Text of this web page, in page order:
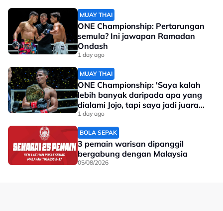
MUAY THAI
ONE Championship: Pertarungan
semula? Ini jawapan Ramadan
Ondash
1 day ago
MUAY THAI
ONE Championship: 'Saya kalah
lebih banyak daripada apa yang
dialami Jojo, tapi saya jadi juara
dunia'
1 day ago
BOLA SEPAK
3 pemain warisan dipanggil
bergabung dengan Malaysia
05/08/2026